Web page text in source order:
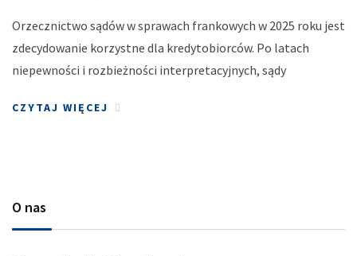
Orzecznictwo sądów w sprawach frankowych w 2025 roku jest
zdecydowanie korzystne dla kredytobiorców. Po latach
niepewności i rozbieżności interpretacyjnych, sądy
CZYTAJ WIĘCEJ
O nas